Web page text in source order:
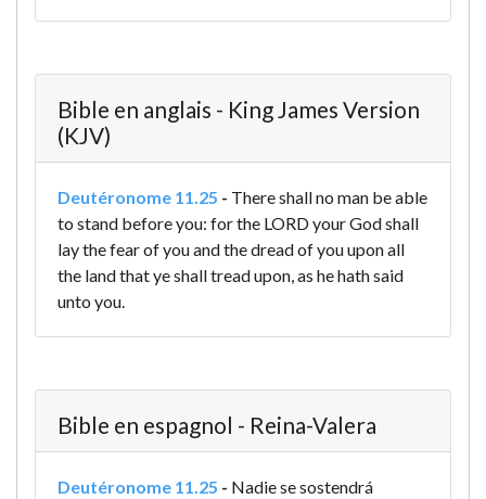
Bible en anglais - King James Version
(KJV)
Deutéronome 11.25 - There shall no man be able
to stand before you: for the LORD your God shall
lay the fear of you and the dread of you upon all
the land that ye shall tread upon, as he hath said
unto you.
Bible en espagnol - Reina-Valera
Deutéronome 11.25 - Nadie se sostendrá